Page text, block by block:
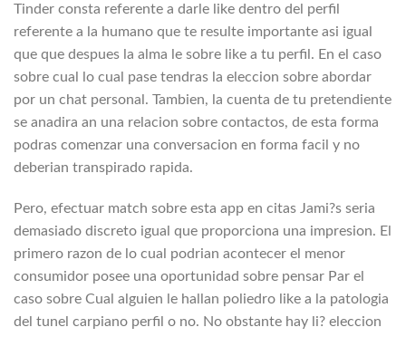
Tinder consta referente a darle like dentro del perfil
referente a la humano que te resulte importante asi­ igual
que que despues la alma le sobre like a tu perfil. En el caso
sobre cual lo cual pase tendras la eleccion sobre abordar
por un chat personal. Tambien, la cuenta de tu pretendiente
se anadira an una relacion sobre contactos, de esta forma
podras comenzar una conversacion en forma facil y no
deberian transpirado rapida.
Pero, efectuar match sobre esta app en citas Jami?s seri­a
demasiado discreto igual que proporciona una impresion. El
primero razon de lo cual podri­an acontecer el menor
consumidor posee una oportunidad sobre pensar Par el
caso sobre Cual alguien le hallan poliedro like a la patologi­a
del tunel carpiano perfil o no. No obstante hay li? eleccion